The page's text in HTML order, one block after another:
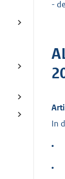
-
In
•
•